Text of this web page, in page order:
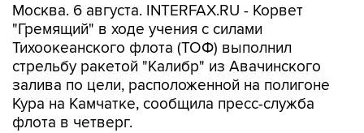
Москва. 6 августа. INTERFAX.RU - Корвет
"Гремящий" в ходе учения с силами
Тихоокеанского флота (ТОФ) выполнил
стрельбу ракетой "Калибр" из Авачинского
залива по цели, расположенной на полигоне
Кура на Камчатке, сообщила пресс-служба
флота в четверг.